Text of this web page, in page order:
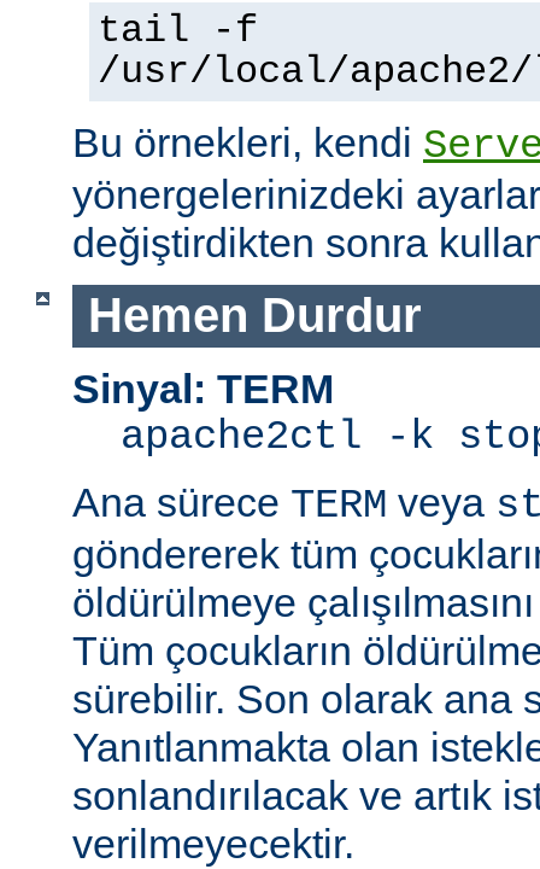
tail -f
/usr/local/
Bu örnekleri, kendi
yönergelerinizdeki
değiştirdikten sonra
Hemen Durdur
Sinyal: TERM
apache2ctl -k
Ana sürece TERM veya
göndererek tüm
öldürülmeye
Tüm çocukların
sürebilir. Son olarak ana
Yanıtlanmakta olan
sonlandırılacak ve artık
verilmeyecektir.